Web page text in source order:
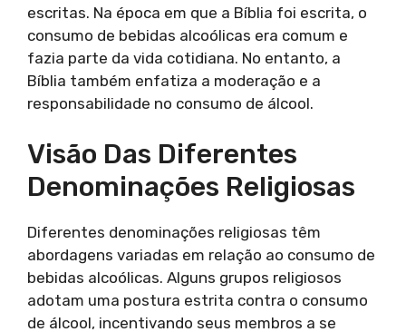
escritas. Na época em que a Bíblia foi escrita, o
consumo de bebidas alcoólicas era comum e
fazia parte da vida cotidiana. No entanto, a
Bíblia também enfatiza a moderação e a
responsabilidade no consumo de álcool.
Visão Das Diferentes
Denominações Religiosas
Diferentes denominações religiosas têm
abordagens variadas em relação ao consumo de
bebidas alcoólicas. Alguns grupos religiosos
adotam uma postura estrita contra o consumo
de álcool, incentivando seus membros a se